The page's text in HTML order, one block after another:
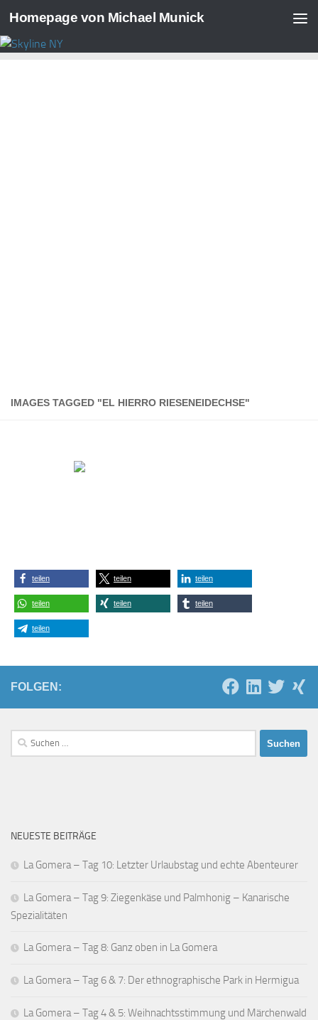
Zum Inhalt springen
Homepage von Michael Munick
IMAGES TAGGED "EL HIERRO RIESENEIDECHSE"
teilen teilen teilen
teilen teilen teilen
teilen
FOLGEN:
Suchen
nach:
NEUESTE BEITRÄGE
La Gomera – Tag 10: Letzter Urlaubstag und echte Abenteurer
La Gomera – Tag 9: Ziegenkäse und Palmhonig – Kanarische
Spezialitäten
La Gomera – Tag 8: Ganz oben in La Gomera
La Gomera – Tag 6 & 7: Der ethnographische Park in Hermigua
La Gomera – Tag 4 & 5: Weihnachtsstimmung und Märchenwald